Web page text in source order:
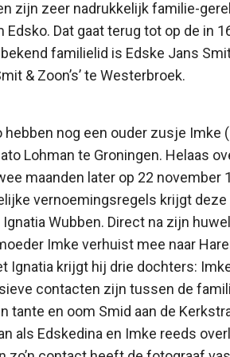
zijn zeer nadrukkelijk familie-
Edsko. Dat gaat terug tot op de in
familielid is Edske Jans
& Zoon’s’ te Westerbroek.
hebben nog een ouder zusje
Lohman te Groningen. Helaas
maanden later op 22
vernoemingsregels krijgt deze
Wubben. Direct na zijn
Imke verhuist mee naar
Ignatia krijgt hij drie dochters:
contacten zijn tussen de
tante en oom Smid aan de
als Edskedina en Imke reeds